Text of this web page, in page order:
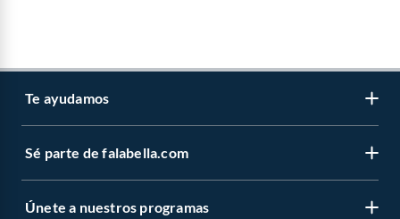
Te ayudamos
Atención por WhatsApp
Sé parte de falabella.com
Trabaja con nosotros
Únete a nuestros programas